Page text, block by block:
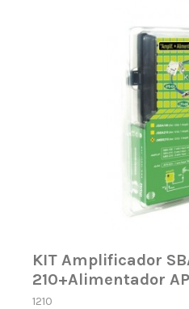
KIT Amplificador
210+Alimentador
1210